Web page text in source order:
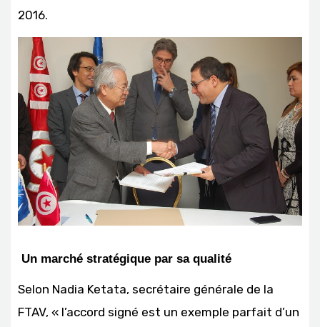
2016.
Un marché stratégique par sa qualité
Selon Nadia Ketata, secrétaire générale de la
FTAV, « l’accord signé est un exemple parfait d’un